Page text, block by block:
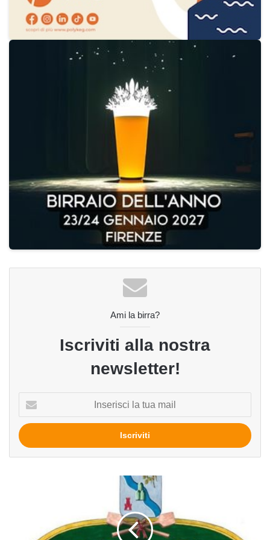
Ami la birra?
Iscriviti alla nostra
newsletter!
tua
mail